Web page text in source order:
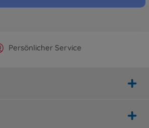
Hersteller Shop
Persönlicher Service
ab 25€
Schnelle Lieferung